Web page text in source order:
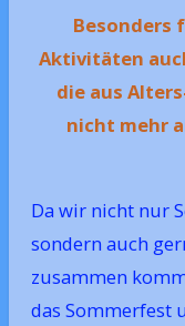
Besonders
Aktivitäten
die aus
nicht mehr
Da wir nicht nur
sondern auch
zusammen
das Sommerfest